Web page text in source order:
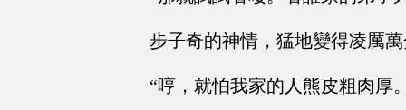
步子奇的神情，猛地變得凌厲
“哼，就怕我家的人熊皮粗肉厚